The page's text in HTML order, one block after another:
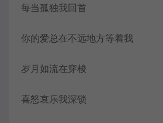
每当孤独我回首
你的爱总在不远地方等着我
岁月如流在穿梭
喜怒哀乐我深锁